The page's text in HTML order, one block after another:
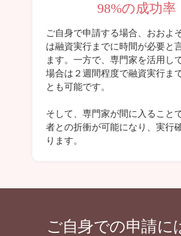
98%の成功率
ご自身で申請する場合、おおよ
は融資実行までに時間が必要と
ます。一方で、専門家を活用し
場合は２週間程度で融資実行ま
とも可能です。
そして、専門家が間に入ること
者との折衝が可能になり、実行
ります。
ご自身での申請に